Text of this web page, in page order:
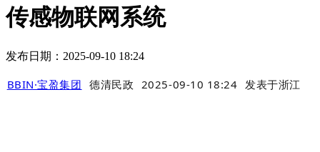
传感物联网系统
发布日期：2025-09-10 18:24
BBIN·宝盈集团 德清民政 2025-09-10 18:24 发表于浙江